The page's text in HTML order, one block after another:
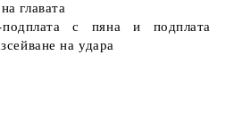
главата
подплата с пяна и подплата
на удара